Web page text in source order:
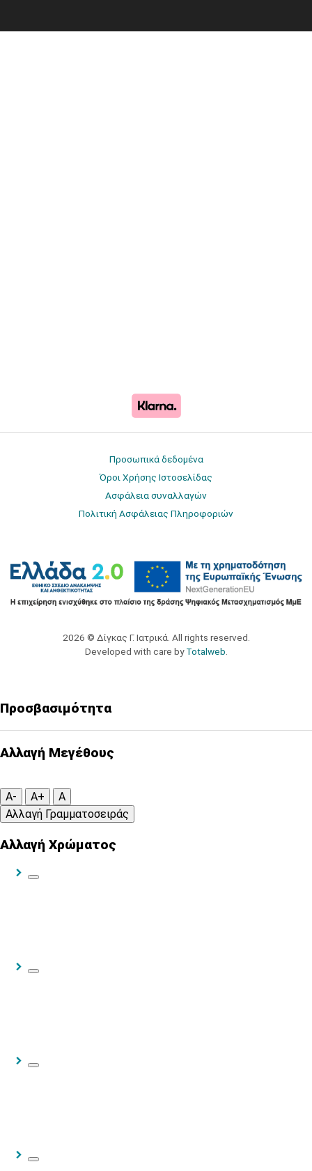
Προσωπικά δεδομένα
Όροι Χρήσης Ιστοσελίδας
Ασφάλεια συναλλαγών
Πολιτική Ασφάλειας Πληροφοριών
2026 © Δίγκας Γ. Ιατρικά. All rights reserved.
Developed with care byTotalweb
Προσβασιμότητα
Αλλαγή Μεγέθους
A- A+
A
Αλλαγή Γραμματοσειράς
Αλλαγή Χρώματος